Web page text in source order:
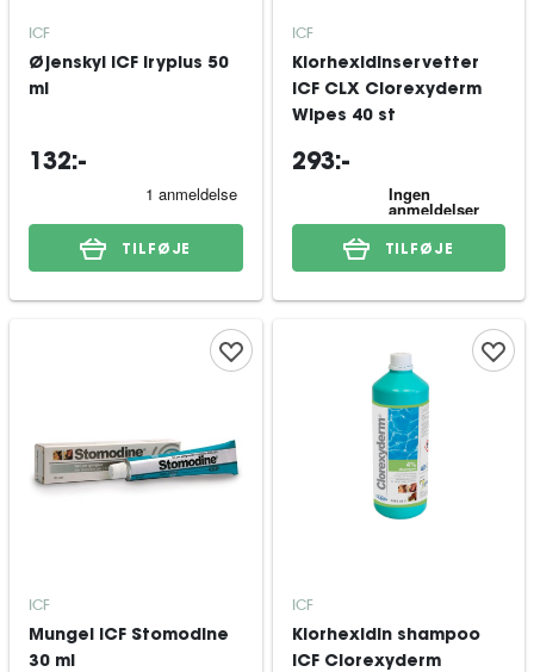
ICF
Øjenskyl ICF Iryplus 50
ml
132:-
TILFØJE
ICF
Klorhexidinservetter
ICF CLX Clorexyderm
Wipes 40 st
293:-
TILFØJE
ICF
Mungel ICF Stomodine
30 ml
ICF
Klorhexidin shampoo
ICF Clorexyderm